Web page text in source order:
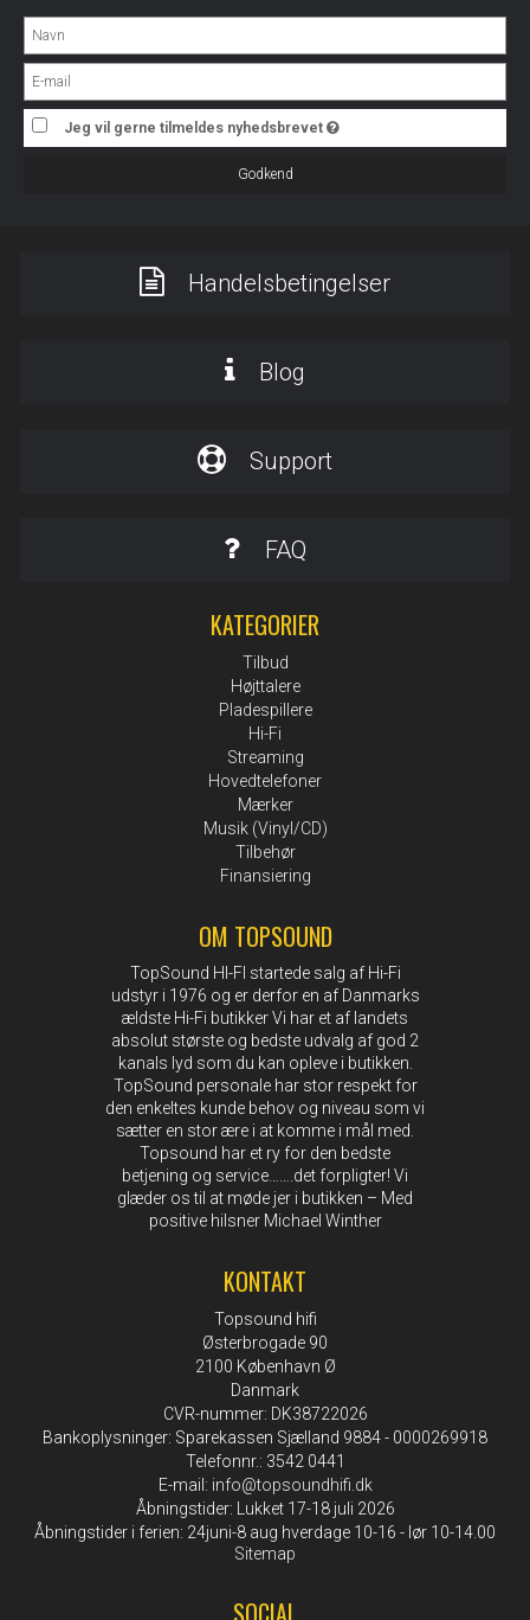
Jeg vil gerne tilmeldes nyhedsbrevet
Godkend
Handelsbetingelser
Blog
Support
FAQ
KATEGORIER
Tilbud
Højttalere
Pladespillere
Hi-Fi
Streaming
Hovedtelefoner
Mærker
Musik (Vinyl/CD)
Tilbehør
Finansiering
OM TOPSOUND
TopSound HI-FI startede salg af Hi-Fi
udstyr i 1976 og er derfor en af Danmarks
ældste Hi-Fi butikker Vi har et af landets
absolut største og bedste udvalg af god 2
kanals lyd som du kan opleve i butikken.
TopSound personale har stor respekt for
den enkeltes kunde behov og niveau som vi
sætter en stor ære i at komme i mål med.
Topsound har et ry for den bedste
betjening og service…….det forpligter! Vi
glæder os til at møde jer i butikken – Med
positive hilsner Michael Winther
KONTAKT
Topsound hifi
Østerbrogade 90
2100 København Ø
Danmark
CVR-nummer: DK38722026
Bankoplysninger: Sparekassen Sjælland 9884 - 0000269918
Telefonnr.: 3542 0441
E-mail : info@topsoundhifi.dk
Åbningstider: Lukket 17-18 juli 2026
Åbningstider i ferien: 24juni-8 aug hverdage 10-16 - lør 10-14.00
Sitemap
SOCIAL